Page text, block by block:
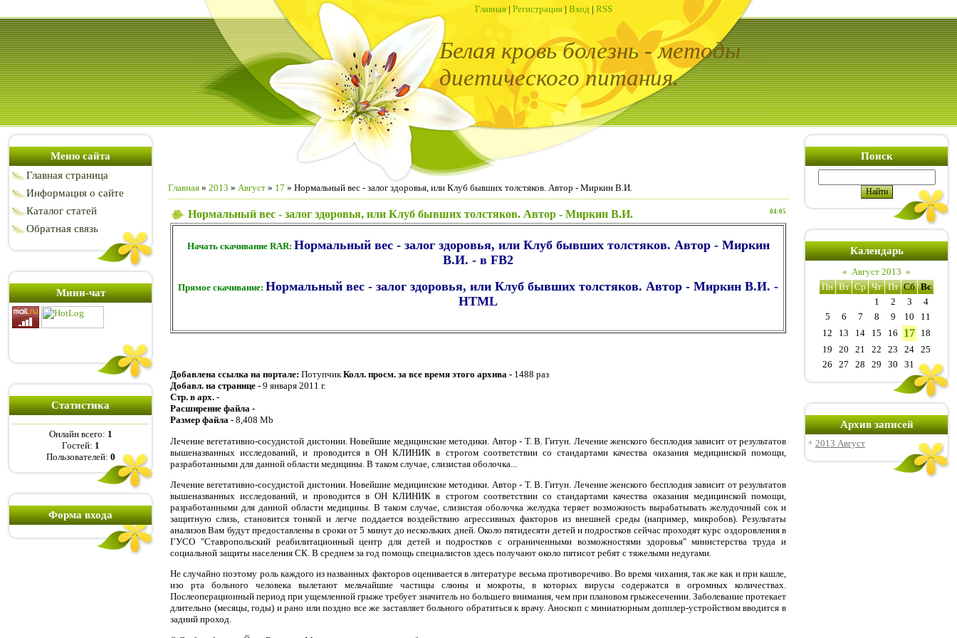
Главная | Регистрация | Вход | RSS
Белая кровь болезнь - методы
диетического питания.
Меню сайта
Главная страница
Информация о сайте
Каталог статей
Обратная связь
Мини-чат
Статистика
Онлайн всего: 1
Гостей: 1
Пользователей: 0
Форма входа
Главная » 2013 » Август » 17 » Нормальный вес - залог здоровья, или Клуб бывших толстяков. Автор - Миркин В.И.
04:05
Нормальный вес - залог здоровья, или Клуб бывших толстяков. Автор - Миркин В.И.
Начать скачивание RAR: Нормальный вес - залог здоровья, или Клуб бывших толстяков. Автор - Миркин
В.И. - в FB2
Прямое скачивание: Нормальный вес - залог здоровья, или Клуб бывших толстяков. Автор - Миркин В.И. -
HTML
Добавлена ссылка на портале: ПотупчикКолл. просм. за все время этого архива - 1488 раз
Добавл. на странице - 9 января 2011 г.
Стр. в арх. -
Расширение файла -
Размер файла - 8,408 Mb
Лечение вегетативно-сосудистой дистонии. Новейшие медицинские методики. Автор - Т. В. Гитун. Лечение женского бесплодия зависит от результатов
вышеназванных исследований, и проводится в ОН КЛИНИК в строгом соответствии со стандартами качества оказания медицинской помощи,
разработанными для данной области медицины. В таком случае, слизистая оболочка...
Лечение вегетативно-сосудистой дистонии. Новейшие медицинские методики. Автор - Т. В. Гитун. Лечение женского бесплодия зависит от результатов
вышеназванных исследований, и проводится в ОН КЛИНИК в строгом соответствии со стандартами качества оказания медицинской помощи,
разработанными для данной области медицины. В таком случае, слизистая оболочка желудка теряет возможность вырабатывать желудочный сок и
защитную слизь, становится тонкой и легче поддается воздействию агрессивных факторов из внешней среды (например, микробов). Результаты
анализов Вам будут предоставлены в сроки от 5 минут до нескольких дней. Около пятидесяти детей и подростков сейчас проходят курс оздоровления в
ГУСО "Ставропольский реабилитационный центр для детей и подростков с ограниченными возможностями здоровья" министерства труда и
социальной защиты населения СК. В среднем за год помощь специалистов здесь получают около пятисот ребят с тяжелыми недугами.
Не случайно поэтому роль каждого из названных факторов оценивается в литературе весьма противоречиво. Во время чихания, так же как и при кашле,
изо рта больного человека вылетают мельчайшие частицы слюны и мокроты, в которых вирусы содержатся в огромных количествах.
Послеоперационный период при ущемленной грыже требует значитель­ но большего внимания, чем при плановом грыжесечении. Заболевание протекает
длительно (месяцы, годы) и рано или поздно все же заставляет больного обратиться к врачу. Аноскоп с миниатюрным допплер-устройством вводится в
задний проход.
Поиск
Календарь
« Август 2013 »
Пн Вт Ср Чт Пт Сб Вс
1
2 3
4
5
6 7 8 9 10
11
12
13 14 15 16 17 18
19
20 21 22 23 24 25
26
27 28 29 30 31
Архив записей
2013 Август